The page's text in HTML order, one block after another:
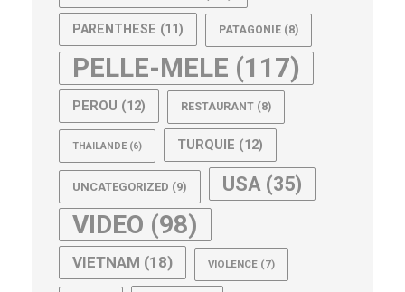
PARENTHESE (11) PATAGONIE (8)
PELLE-MELE (117)
PEROU (12) RESTAURANT (8)
THAILANDE (6) TURQUIE (12)
UNCATEGORIZED (9) USA (35)
VIDEO (98)
VIETNAM (18) VIOLENCE (7)